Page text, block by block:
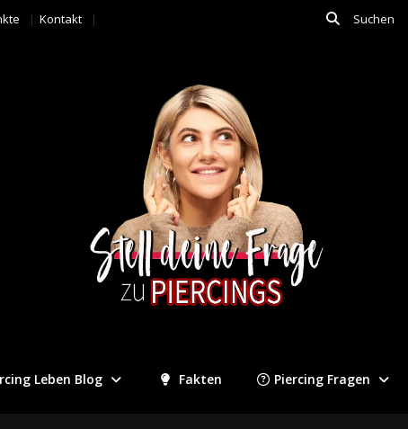
Kontakt
Leben Blog Fakten Piercing Fragen